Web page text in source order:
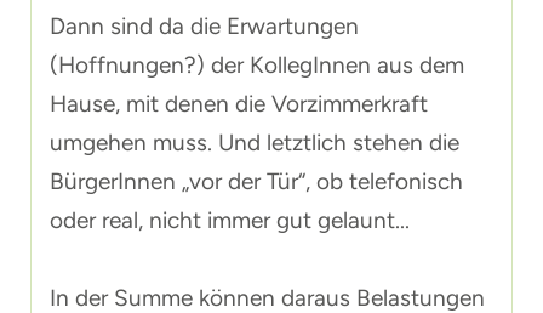
Dann sind da die Erwartungen
(Hoffnungen?) der KollegInnen aus dem
Hause, mit denen die Vorzimmerkraft
umgehen muss. Und letztlich stehen die
BürgerInnen „vor der Tür“, ob telefonisch
oder real, nicht immer gut gelaunt...
In der Summe können daraus Belastungen